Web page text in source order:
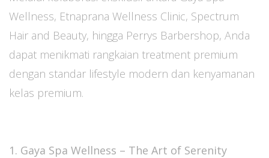
Wellness, Etnaprana Wellness Clinic, Spectrum
Hair and Beauty, hingga Perrys Barbershop, Anda
dapat menikmati rangkaian treatment premium
dengan standar lifestyle modern dan kenyamanan
kelas premium.
1. Gaya Spa Wellness – The Art of Serenity